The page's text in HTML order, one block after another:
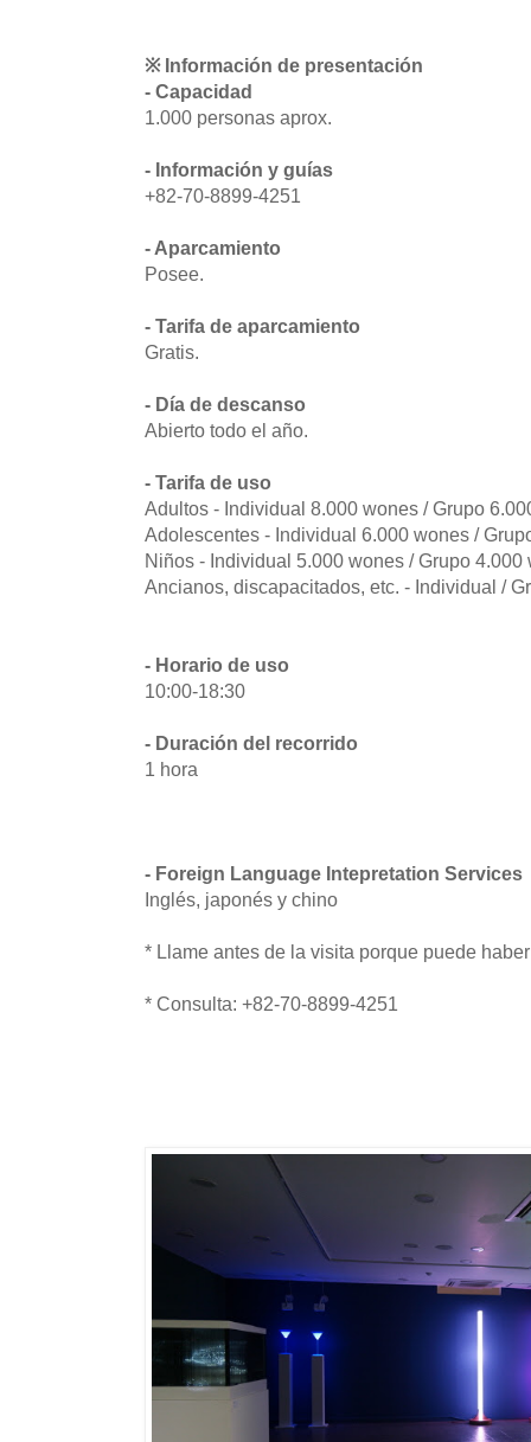
※ Información de presentación
- Capacidad
1.000 personas aprox.
- Información y guías
+82-70-8899-4251
- Aparcamiento
Posee.
- Tarifa de aparcamiento
Gratis.
- Día de descanso
Abierto todo el año.
- Tarifa de uso
Adultos - Individual 8.000 wones / Grupo
Adolescentes - Individual 6.000 wones /
Niños - Individual 5.000 wones / Grupo 4.000
Ancianos, discapacitados, etc. - Individual /
- Horario de uso
10:00-18:30
- Duración del recorrido
1 hora
- Foreign Language Intepretation Services
Inglés, japonés y chino
* Llame antes de la visita porque puede
* Consulta: +82-70-8899-4251